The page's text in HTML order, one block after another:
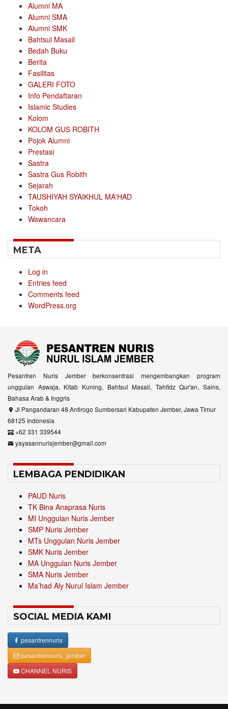
Alumni MA
Alumni SMA
Alumni SMK
Bahtsul Masail
Bedah Buku
Berita
Fasilitas
GALERI FOTO
Info Pendaftaran
Islamic Studies
Kolom
KOLOM GUS ROBITH
Pojok Alumni
Prestasi
Sastra
Sastra Gus Robith
Sejarah
TAUSHIYAH SYAIKHUL MA'HAD
Tokoh
Wawancara
META
Log in
Entries feed
Comments feed
WordPress.org
Pesantren Nuris Jember berkonsentrasi mengembangkan program
unggulan Aswaja, Kitab Kuning, Bahtsul Masail, Tahfidz Qur'an, Sains,
Bahasa Arab & Inggris
Jl Pangandaran 48 Antirogo Sumbersari Kabupaten Jember, Jawa Timur
68125 Indonesia
+62 331 339544
yayasannurisjember@gmail.com
LEMBAGA PENDIDIKAN
PAUD Nuris
TK Bina Anaprasa Nuris
MI Unggulan Nuris Jember
SMP Nuris Jember
MTs Unggulan Nuris Jember
SMK Nuris Jember
MA Unggulan Nuris Jember
SMA Nuris Jember
Ma’had Aly Nurul Islam Jember
SOCIAL MEDIA KAMI
pesantrennuris
pesantrennuris_jember
CHANNEL NURIS